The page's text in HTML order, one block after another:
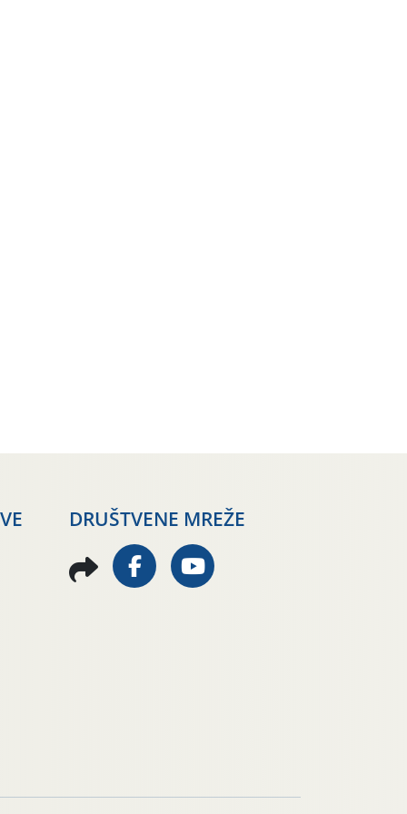
DRUŠTVENE MREŽE